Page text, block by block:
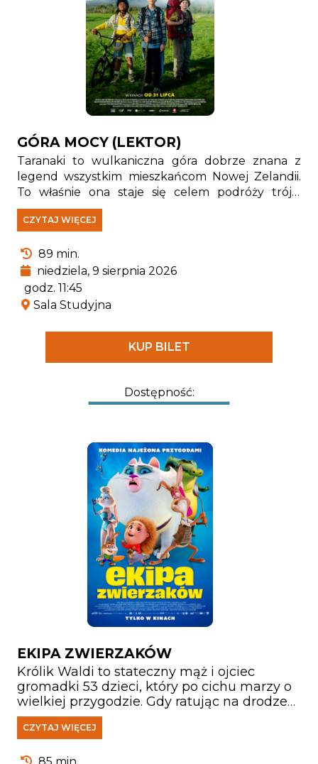
GÓRA MOCY (LEKTOR)
Taranaki to wulkaniczna góra dobrze znana z
legend wszystkim mieszkańcom Nowej Zelandii.
To właśnie ona staje się celem podróży trójki
dzieci, z których każde ma inny powód, aby wejść
na jej szczyt. Zmagająca się z nowotworem Sam
chciałby znaleźć przyjaciół, a Bronco od zawsze
chciał podbić Taranaki, którą jego przodkowie
darzą wielkim szacunkiem. Droga nie będzie łatwa
– nie dość, że czeka ich starcie z dziką naturą, to
poszukujących ich rodziców. Wspólna wędrówka
okaże się czymś więcej niż tylko wyprawą pełną
przygód. Czy góra da im to, czego naprawdę
CZYTAJ WIĘCEJ
89 min.
niedziela, 9 sierpnia 2026
godz. 11:45
Sala Studyjna
KUP BILET
Dostępność:
EKIPA ZWIERZAKÓW
Królik Waldi to stateczny mąż i ojciec
gromadki 53 dzieci, który po cichu marzy o
wielkiej przygodzie. Gdy ratując na drodze
małą jeżyczkę Helę doznaje kontuzji głowy,
zaczyna wierzyć, że jest hrabią
wybawcą księżniczek. Przekonany, że świat
CZYTAJ WIĘCEJ
85 min.